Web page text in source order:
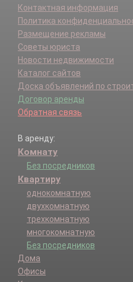
Контактная информация
Политика
Размещение рекламы
Советы юриста
Новости недвижимости
Каталог сайтов
Доска объявлений по
Договор аренды
Обратная связь
В аренду:
Комнату
Без посредников
Квартиру
однокомнатную
двухкомнатную
трехкомнатную
многокомнатную
Без посредников
Дома
Офисы